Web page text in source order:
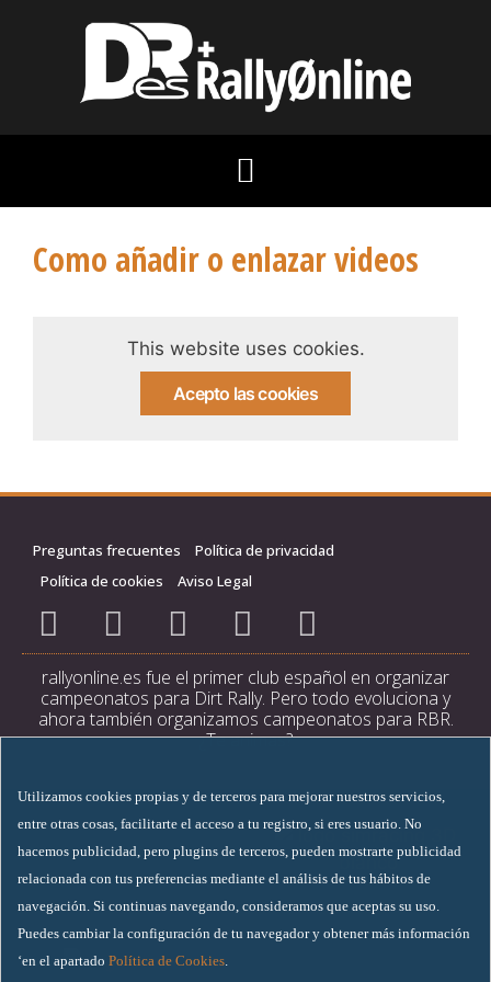
Como añadir o enlazar videos
This website uses cookies.
Acepto las cookies
Preguntas frecuentes
Política de privacidad
Política de cookies
Aviso Legal
rallyonline.es fue el primer club español en organizar
campeonatos para Dirt Rally. Pero todo evoluciona y
ahora también organizamos campeonatos para RBR.
¿Te animas?
Utilizamos cookies propias y de terceros para mejorar nuestros servicios,
entre otras cosas, facilitarte el acceso a tu registro, si eres usuario. No
hacemos publicidad, pero plugins de terceros, pueden mostrarte publicidad
relacionada con tus preferencias mediante el análisis de tus hábitos de
navegación. Si continuas navegando, consideramos que aceptas su uso.
Puedes cambiar la configuración de tu navegador y obtener más información
‘en el apartado Política de Cookies